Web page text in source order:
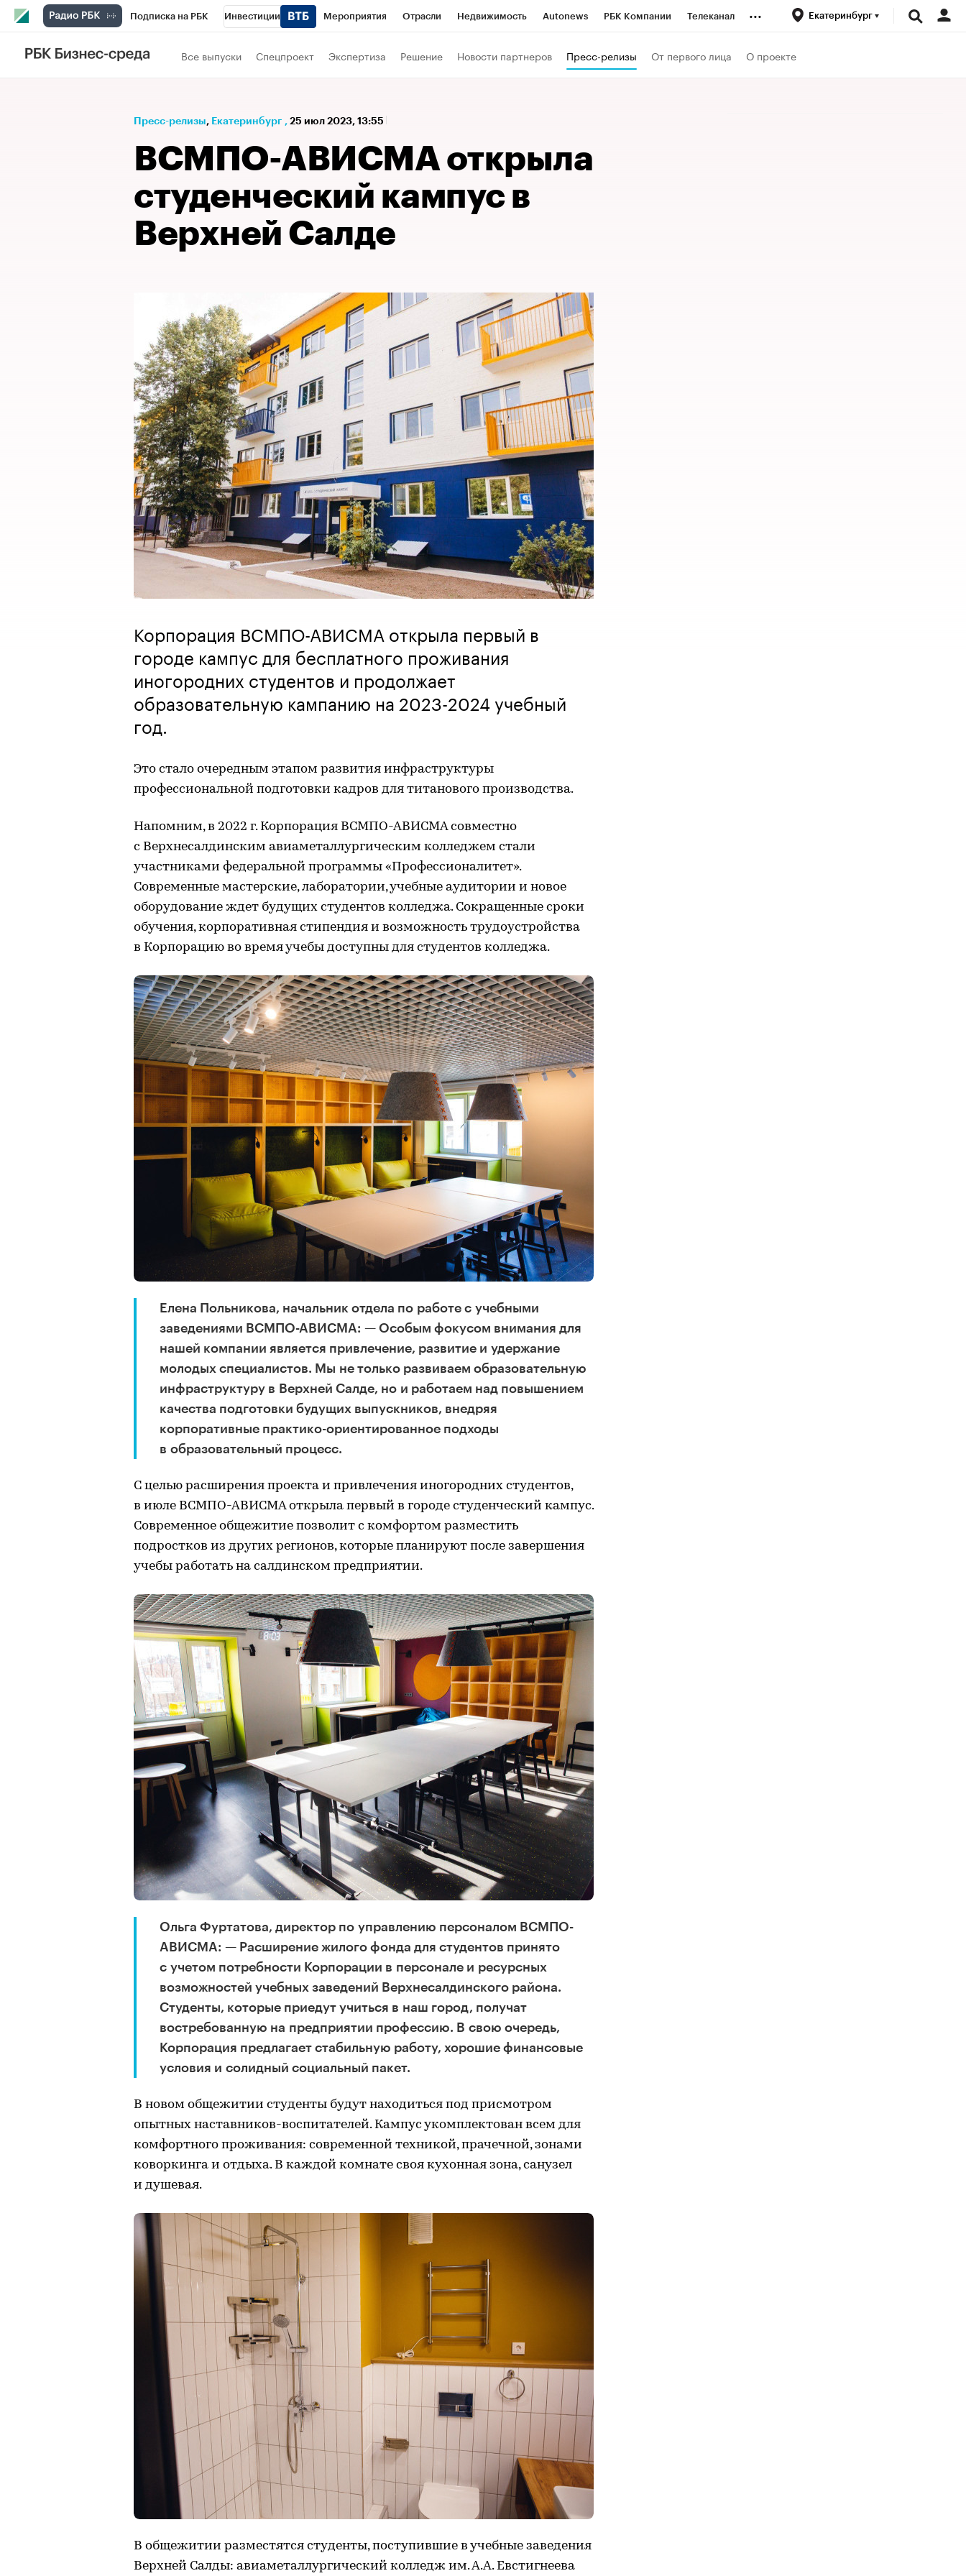
Подписка на РБК Инвестиции Мероприятия Отрасли Недвижимость Autonews РБК Компании Телеканал
РБК Вино
Проверка контрагентов Политика Экономика Бизнес Технологии и медиа
... Екатеринбург
Все выпуски Спецпроект Экспертиза Решение Новости партнеров Пресс-релизы От первого лица О проекте
Пресс-релизы⁠, Екатеринбург , 25 июл 2023, 13:55
ВСМПО-АВИСМА открыла
студенческий кампус в
Верхней Салде
Корпорация ВСМПО-АВИСМА открыла первый в
городе кампус для бесплатного проживания
иногородних студентов и продолжает
образовательную кампанию на 2023-2024 учебный
год.
Это стало очередным этапом развития инфраструктуры
профессиональной подготовки кадров для титанового производства.
Напомним, в 2022 г. Корпорация ВСМПО-АВИСМА совместно
с Верхнесалдинским авиаметаллургическим колледжем стали
участниками федеральной программы «Профессионалитет».
Современные мастерские, лаборатории, учебные аудитории и новое
оборудование ждет будущих студентов колледжа. Сокращенные сроки
обучения, корпоративная стипендия и возможность трудоустройства
в Корпорацию во время учебы доступны для студентов колледжа.
Елена Польникова, начальник отдела по работе с учебными
заведениями ВСМПО-АВИСМА: — Особым фокусом внимания для
нашей компании является привлечение, развитие и удержание
молодых специалистов. Мы не только развиваем образовательную
инфраструктуру в Верхней Салде, но и работаем над повышением
качества подготовки будущих выпускников, внедряя
корпоративные практико-ориентированное подходы
в образовательный процесс.
С целью расширения проекта и привлечения иногородних студентов,
в июле ВСМПО-АВИСМА открыла первый в городе студенческий кампус.
Современное общежитие позволит с комфортом разместить
подростков из других регионов, которые планируют после завершения
учебы работать на салдинском предприятии.
Ольга Фуртатова, директор по управлению персоналом ВСМПО-
АВИСМА: — Расширение жилого фонда для студентов принято
с учетом потребности Корпорации в персонале и ресурсных
возможностей учебных заведений Верхнесалдинского района.
Студенты, которые приедут учиться в наш город, получат
востребованную на предприятии профессию. В свою очередь,
Корпорация предлагает стабильную работу, хорошие финансовые
условия и солидный социальный пакет.
В новом общежитии студенты будут находиться под присмотром
опытных наставников-воспитателей. Кампус укомплектован всем для
комфортного проживания: современной техникой, прачечной, зонами
коворкинга и отдыха. В каждой комнате своя кухонная зона, санузел
и душевая.
В общежитии разместятся студенты, поступившие в учебные заведения
Верхней Салды: авиаметаллургический колледж им. А.А. Евстигнеева